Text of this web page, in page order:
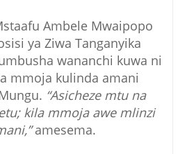
Ambele Mwaipopo
ya Ziwa Tanganyika
wananchi kuwa ni
mmoja kulinda amani
“Asicheze mtu na
kila mmoja awe mlinzi
amesema.